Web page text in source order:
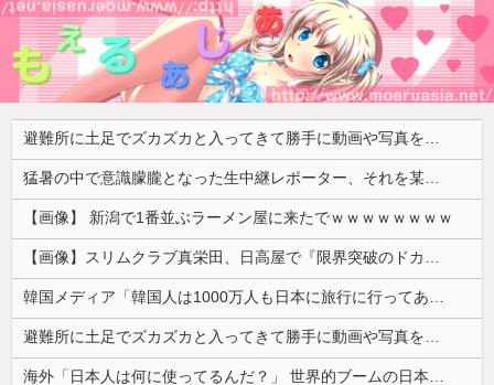
避難所に土足でズカズカと入ってきて勝手に動画や写真を撮影したメディア取材陣、挙句の果てに要求してきたのは……
猛暑の中で意識朦朧となった生中継レポーター、それを某出演者が爆笑しながら現場レポート続行を強制する動画が再注目されて……
【画像】 新潟で1番並ぶラーメン屋に来たでｗｗｗｗｗｗｗｗ
【画像】スリムクラブ真栄田、日高屋で『限界突破のドカ食い』を披露するｗｗｗｗｗｗ
韓国メディア「韓国人は1000万人も日本に旅行に行ってあげるのに、どうして日本人は韓国に来ないのか」自国に魅力がないのを棚に上げて日本を分析
避難所に土足でズカズカと入ってきて勝手に動画や写真を撮影したメディア取材陣、挙句の果てに要求してきたのは……
海外「日本人は何に使ってるんだ？」 世界的ブームの日本の食品、買ってみたものの使い道が分からない外国人が続出